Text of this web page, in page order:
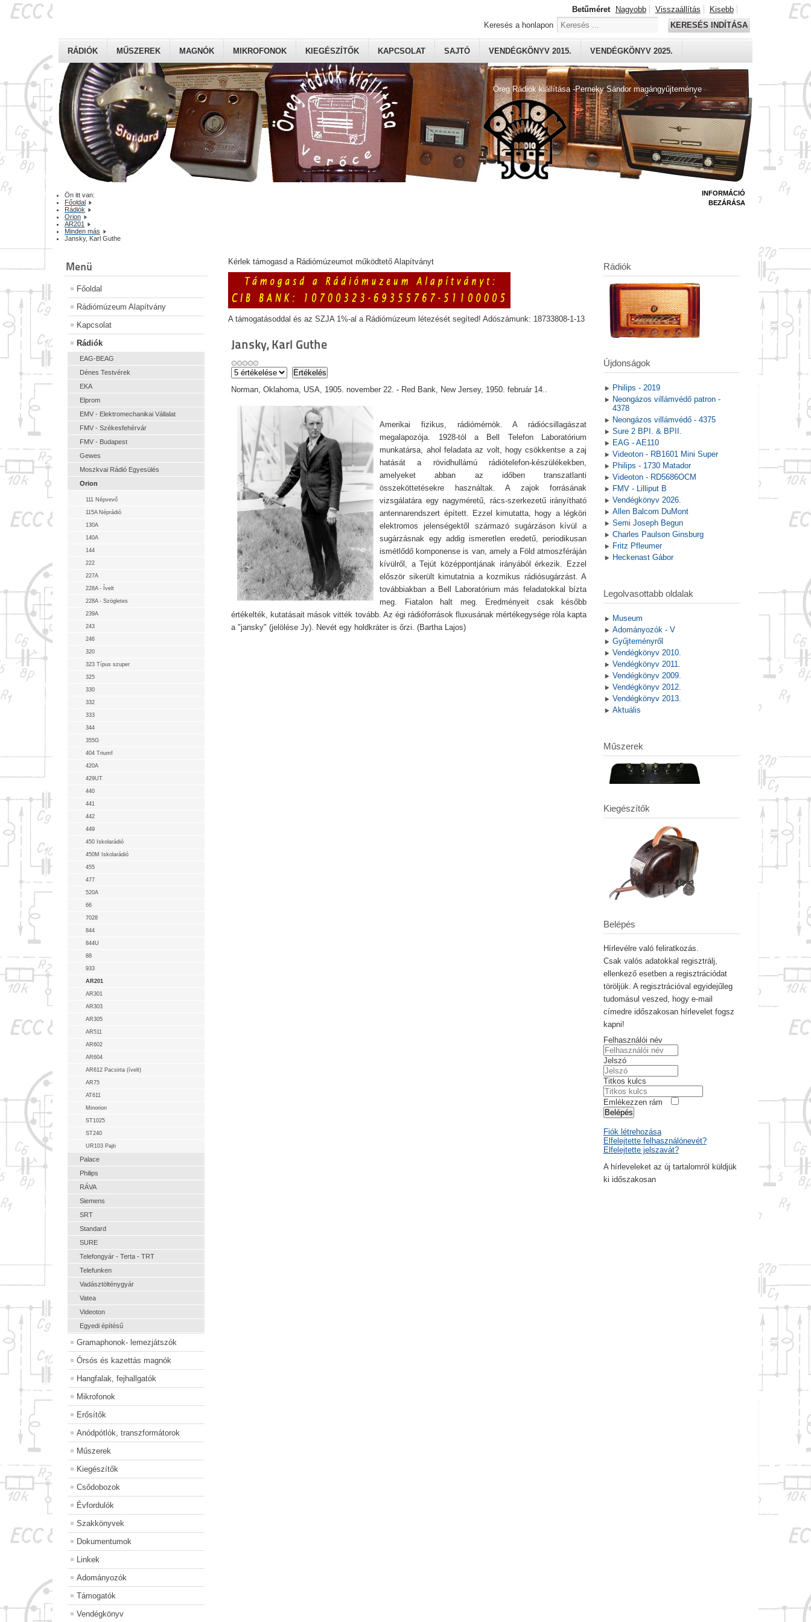
Öreg Rádiók kiállítása -Perneky Sándor magángyűjteménye
RÁDIÓK MŰSZEREK MAGNÓK MIKROFONOK KIEGÉSZÍTŐK KAPCSOLAT SAJTÓ VENDÉGKÖNYV 2015. VENDÉGKÖNYV 2025.
Betűméret Nagyobb Visszaállítás
Kisebb
Keresés a honlapon
KERESÉS INDÍTÁSA
Ön itt van:
Főoldal
Rádiók
Orion
AR201
Minden más
Jansky, Karl Guthe
Menü
Főoldal
Rádiómúzeum Alapítvány
Kapcsolat
Rádiók
EAG-BEAG
Dénes Testvérek
EKA
Elprom
EMV - Elektromechanikai Vállalat
FMV - Székesfehérvár
FMV - Budapest
Gewes
Moszkvai Rádió Egyesülés
Orion
111 Népvevő
115A Néprádió
130A
140A
144
222
227A
228A - Ívelt
228A - Szögletes
239A
243
246
320
323 Típus szuper
325
330
332
333
344
355G
404 Triumf
420A
429UT
440
441
442
449
450 Iskolarádió
450M Iskolarádió
455
477
520A
66
7028
844
844U
88
933
AR201
AR301
AR303
AR305
AR511
AR602
AR604
AR612 Pacsirta (ívelt)
AR75
AT611
Minorion
ST1025
ST240
UR103 Pajti
Palace
Philips
RÁVA
Siemens
SRT
Standard
SURE
Telefongyár - Terta - TRT
Telefunken
Vadásztölténygyár
Vatea
Videoton
Egyedi építésű
Gramaphonok- lemezjátszók
Órsós és kazettás magnók
Hangfalak, fejhallgatók
Mikrofonok
Erősítők
Anódpótlók, transzformátorok
Műszerek
Kiegészítők
Csődobozok
Évfordulók
Szakkönyvek
Dokumentumok
Linkek
Adományozók
Támogatók
Vendégkönyv
Kérlek támogasd a Rádiómúzeumot működtető Alapítványt
A támogatásoddal és az SZJA 1%-al a Rádiómúzeum létezését segíted! Adószámunk: 18733808-1-13
Jansky, Karl Guthe
Norman, Oklahoma, USA, 1905. november 22. - Red Bank, New Jersey, 1950. február 14..
Amerikai fizikus, rádiómérnök. A rádiócsillagászat
megalapozója. 1928-tól a Bell Telefon Laboratórium
munkatársa, ahol feladata az volt, hogy csökkentse a zaj
hatását a rövidhullámú rádiótelefon-készülékekben,
amelyeket abban az időben transzatlanti
összeköttetésekre használtak. A zajok forrásának
vizsgálatára egy nagyméretű, rács-szerkezetű irányítható
antennarendszert épített. Ezzel kimutatta, hogy a légköri
elektromos jelenségektől származó sugárzáson kívül a
sugárzásnak egy addig ismeretlen eredetű, periodikusan
ismétlődő komponense is van, amely a Föld atmoszféráján
kívülről, a Tejút középpontjának irányából érkezik. Ezzel
először sikerült kimutatnia a kozmikus rádiósugárzást. A
továbbiakban a Bell Laboratórium más feladatokkal bízta
meg. Fiatalon halt meg. Eredményeit csak később
értékelték, kutatásait mások vitték tovább. Az égi rádióforrások fluxusának mértékegysége róla kapta
a "jansky" (jelölése Jy). Nevét egy holdkráter is őrzi. (Bartha Lajos)
INFORMÁCIÓ
BEZÁRÁSA
Rádiók
Újdonságok
Philips - 2019
Neongázos villámvédő patron -
4378
Neongázos villámvédő - 4375
Sure 2 BPI. & BPII.
EAG - AE110
Videoton - RB1601 Mini Super
Philips - 1730 Matador
Videoton - RD5686OCM
FMV - Lilliput B
Vendégkönyv 2026.
Allen Balcom DuMont
Semi Joseph Begun
Charles Paulson Ginsburg
Fritz Pfleumer
Heckenast Gábor
Legolvasottabb oldalak
Museum
Adományozók - V
Gyűjteményről
Vendégkönyv 2010.
Vendégkönyv 2011.
Vendégkönyv 2009.
Vendégkönyv 2012.
Vendégkönyv 2013.
Aktuális
Műszerek
Kiegészítők
Belépés
Hírlevélre való feliratkozás.
Csak valós adatokkal regisztrálj,
ellenkező esetben a regisztrációdat
töröljük. A regisztrációval egyidejűleg
tudomásul veszed, hogy e-mail
címedre időszakosan hírlevelet fogsz
kapni!
Felhasználói név
Jelszó
Titkos kulcs
Emlékezzen rám
Belépés
Fiók létrehozása
Elfelejtette felhasználónevét?
Elfelejtette jelszavát?
A hírleveleket az új tartalomról küldjük
ki időszakosan